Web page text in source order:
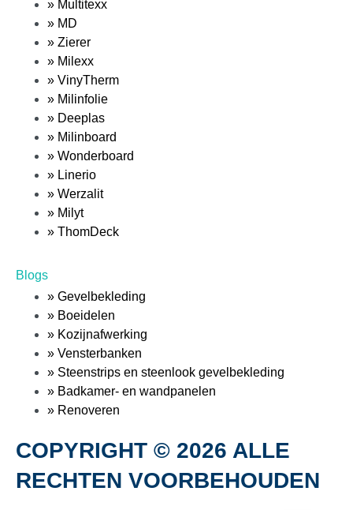
» Multitexx
» MD
» Zierer
» Milexx
» VinyTherm
» Milinfolie
» Deeplas
» Milinboard
» Wonderboard
» Linerio
» Werzalit
» Milyt
» ThomDeck
Blogs
» Gevelbekleding
» Boeidelen
» Kozijnafwerking
» Vensterbanken
» Steenstrips en steenlook gevelbekleding
» Badkamer- en wandpanelen
» Renoveren
COPYRIGHT © 2026 ALLE
RECHTEN VOORBEHOUDEN